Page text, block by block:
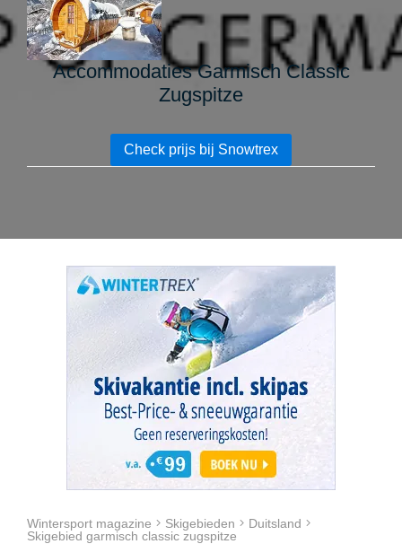
Accommodaties Garmisch Classic
Zugspitze
Check prijs bij Snowtrex
Wintersport magazine Skigebieden
Duitsland
Skigebied garmisch classic zugspitze